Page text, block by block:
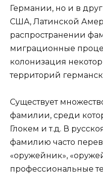
Германии, но и в
США, Латинской
распространении
миграционные
колонизация
территорий
Существует
фамилии, среди
Глокем и т.д. В
фамилию часто
«оружейник»,
профессиональные